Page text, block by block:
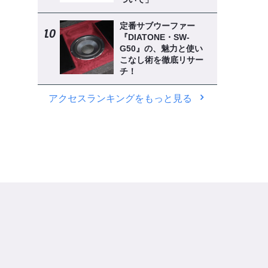
定番サブウーファー
『DIATONE・SW-
G50』の、魅力と使い
こなし術を徹底リサー
チ！
アクセスランキングをもっと見る